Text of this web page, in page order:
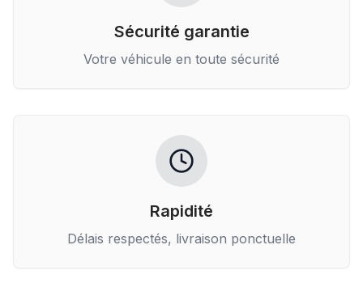
Sécurité garantie
Votre véhicule en toute sécurité
Rapidité
Délais respectés, livraison ponctuelle